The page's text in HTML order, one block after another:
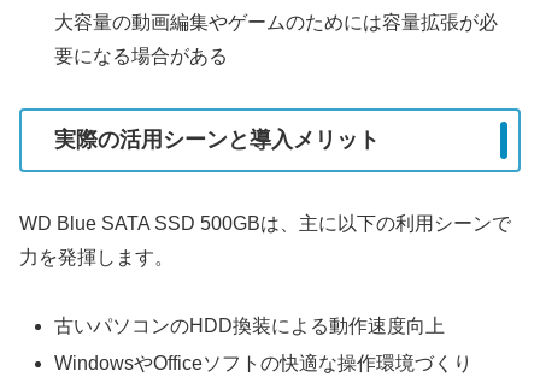
大容量の動画編集やゲームのためには容量拡張が必
要になる場合がある
実際の活用シーンと導入メリット
WD Blue SATA SSD 500GBは、主に以下の利用シーンで
力を発揮します。
古いパソコンのHDD換装による動作速度向上
WindowsやOfficeソフトの快適な操作環境づくり